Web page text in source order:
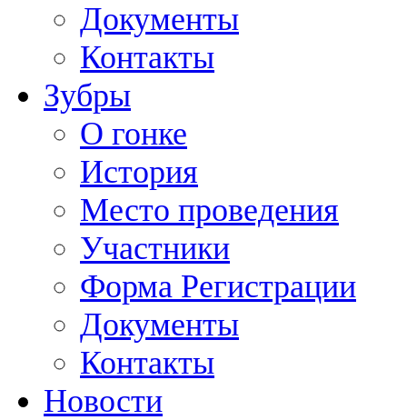
Документы
Контакты
Зубры
О гонке
История
Место проведения
Участники
Форма Регистрации
Документы
Контакты
Новости